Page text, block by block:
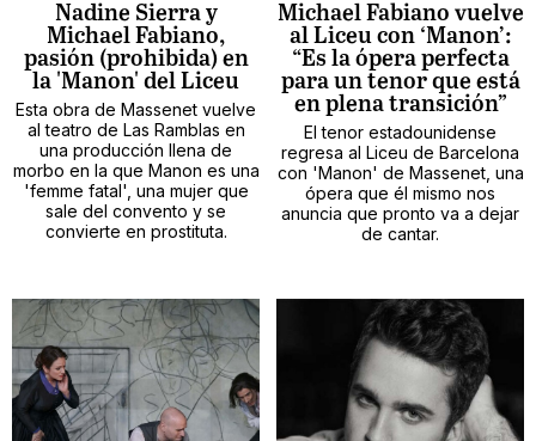
Nadine Sierra y
Michael Fabiano,
pasión (prohibida) en
la 'Manon' del Liceu
Esta obra de Massenet vuelve
al teatro de Las Ramblas en
una producción llena de
morbo en la que Manon es una
'femme fatal', una mujer que
sale del convento y se
convierte en prostituta.
Michael Fabiano vuelve
al Liceu con ‘Manon’:
“Es la ópera perfecta
para un tenor que está
en plena transición”
El tenor estadounidense
regresa al Liceu de Barcelona
con 'Manon' de Massenet, una
ópera que él mismo nos
anuncia que pronto va a dejar
de cantar.